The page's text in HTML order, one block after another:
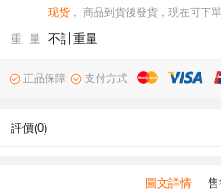
现货 ， 商品到貨後發貨，現在可下單
重 量 不計重量
正品保障 支付方式
評價(0)
圖文詳情